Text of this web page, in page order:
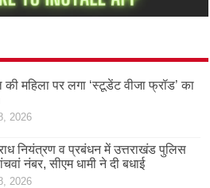
की महिला पर लगा ‘स्टूडेंट वीजा फ्रॉड’ का
2026
नियंत्रण व प्रबंधन में उत्तराखंड पुलिस
नंबर, सीएम धामी ने दी बधाई
2026